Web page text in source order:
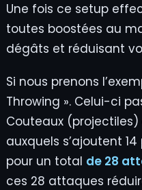
Une fois ce setup
toutes boostées au
dégâts et réduisant
Si nous prenons
Throwing ». Celui-ci
Couteaux (projectiles)
auxquels s’ajoutent
pour un total de 28
ces 28 attaques